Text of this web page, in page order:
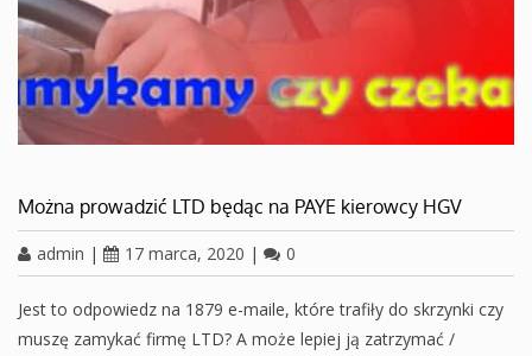
Można prowadzić LTD będąc na PAYE kierowcy HGV
admin | 17 marca, 2020 | 0
Jest to odpowiedz na 1879 e-maile, które trafiły do skrzynki czy
muszę zamykać firmę LTD? A może lepiej ją zatrzymać /